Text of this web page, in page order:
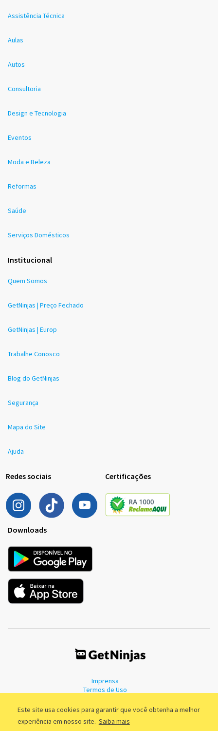
Este site usa cookies para garantir que você obtenha a melhor
experiência em nosso site. Saiba mais
Assistência Técnica
Aulas
Autos
Consultoria
Design e Tecnologia
Eventos
Moda e Beleza
Reformas
Saúde
Serviços Domésticos
Institucional
Quem Somos
GetNinjas | Preço Fechado
GetNinjas | Europ
Trabalhe Conosco
Blog do GetNinjas
Segurança
Mapa do Site
Ajuda
Redes sociais Certificações
Downloads
Imprensa
Termos de Uso